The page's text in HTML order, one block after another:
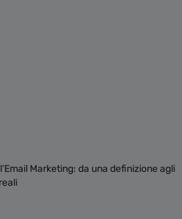
Marketing: da una definizione agli